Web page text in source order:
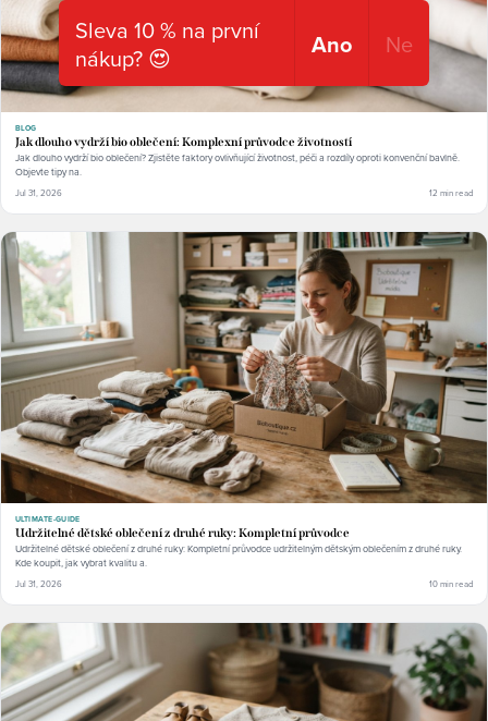
BLOG
Jak dlouho vydrží bio oblečení: Komplexní průvodce životností
Jak dlouho vydrží bio oblečení? Zjistěte faktory ovlivňující životnost, péči a rozdíly oproti konvenční bavlně.
Objevte tipy na.
Jul 31, 2026 12 min read
ULTIMATE-GUIDE
Udržitelné dětské oblečení z druhé ruky: Kompletní průvodce
Udržitelné dětské oblečení z druhé ruky: Kompletní průvodce udržitelným dětským oblečením z druhé ruky.
Kde koupit, jak vybrat kvalitu a.
Jul 31, 2026 10 min read
Sleva 10 % na první
nákup? 😍
Ano Ne